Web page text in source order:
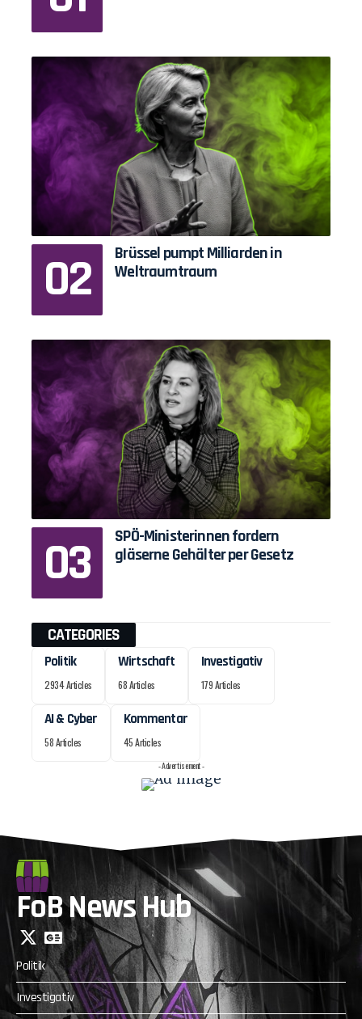
Brüssel pumpt Milliarden in
Weltraumtraum
SPÖ-Ministerinnen fordern
gläserne Gehälter per Gesetz
CATEGORIES
Politik
2934 Articles
Wirtschaft
68 Articles
Investigativ
179 Articles
AI & Cyber
58 Articles
Kommentar
45 Articles
- Advertisement -
FoB News Hub
Politik
Investigativ